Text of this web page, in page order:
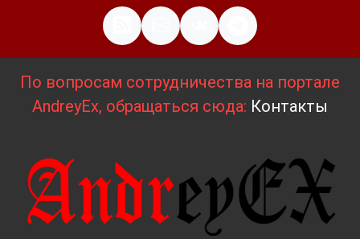
По вопросам сотрудничества на портале
AndreyEx, обращаться сюда: Контакты